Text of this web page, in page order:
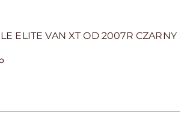
ELITE VAN XT OD 2007R CZARNY